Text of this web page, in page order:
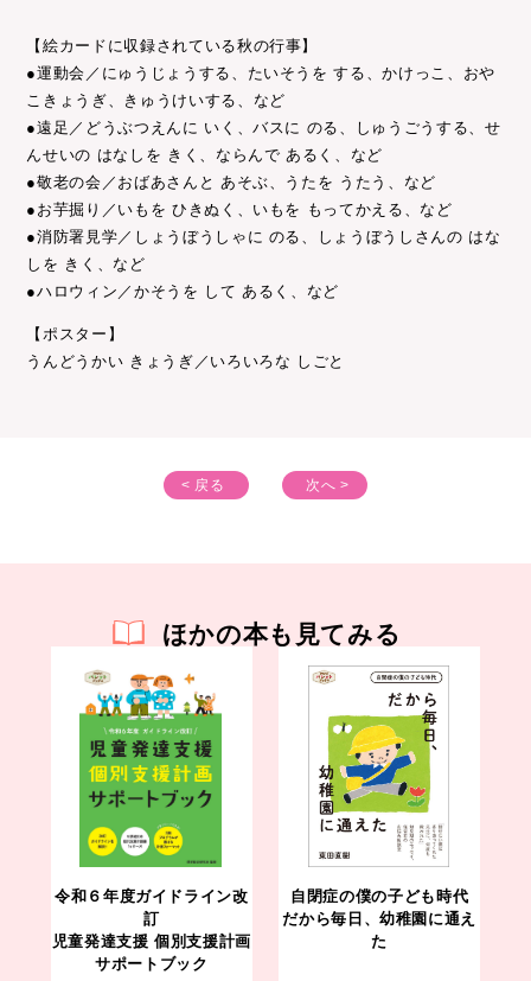
【絵カードに収録されている秋の行事】
●運動会／にゅうじょうする、たいそうを する、かけっこ、おや
こきょうぎ、きゅうけいする、など
●遠足／どうぶつえんに いく、バスに のる、しゅうごうする、せ
んせいの はなしを きく、ならんで あるく、など
●敬老の会／おばあさんと あそぶ、うたを うたう、など
●お芋掘り／いもを ひきぬく、いもを もってかえる、など
●消防署見学／しょうぼうしゃに のる、しょうぼうしさんの はな
しを きく、など
●ハロウィン／かそうを して あるく、など
【ポスター】
うんどうかい きょうぎ／いろいろな しごと
< 戻る 次へ >
ほかの本も見てみる
令和６年度ガイドライン改
訂
児童発達支援 個別支援計画
サポートブック
自閉症の僕の子ども時代
だから毎日、幼稚園に通え
た